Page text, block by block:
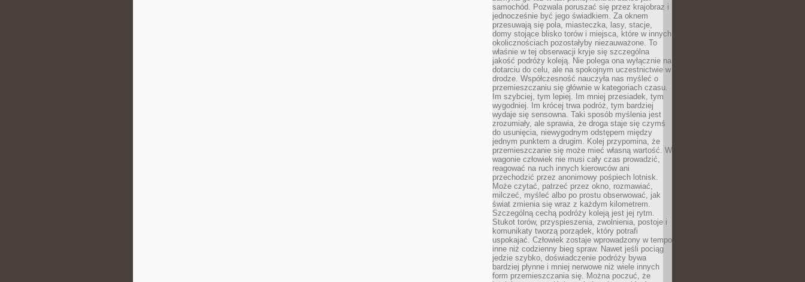
samochód. Pozwala poruszać się przez krajobraz i
jednocześnie być jego świadkiem. Za oknem
przesuwają się pola, miasteczka, lasy, stacje,
domy stojące blisko torów i miejsca, które w innych
okolicznościach pozostałyby niezauważone. To
właśnie w tej obserwacji kryje się szczególna
jakość podróży koleją. Nie polega ona wyłącznie na
dotarciu do celu, ale na spokojnym uczestnictwie w
drodze. Współczesność nauczyła nas myśleć o
przemieszczaniu się głównie w kategoriach czasu.
Im szybciej, tym lepiej. Im mniej przesiadek, tym
wygodniej. Im krócej trwa podróż, tym bardziej
wydaje się sensowna. Taki sposób myślenia jest
zrozumiały, ale sprawia, że droga staje się czymś
do usunięcia, niewygodnym odstępem między
jednym punktem a drugim. Kolej przypomina, że
przemieszczanie się może mieć własną wartość. W
wagonie człowiek nie musi cały czas prowadzić,
reagować na ruch innych kierowców ani
przechodzić przez anonimowy pośpiech lotnisk.
Może czytać, patrzeć przez okno, rozmawiać,
milczeć, myśleć albo po prostu obserwować, jak
świat zmienia się wraz z każdym kilometrem.
Szczególną cechą podróży koleją jest jej rytm.
Stukot torów, przyspieszenia, zwolnienia, postoje i
komunikaty tworzą porządek, który potrafi
uspokajać. Człowiek zostaje wprowadzony w tempo
inne niż codzienny bieg spraw. Nawet jeśli pociąg
jedzie szybko, doświadczenie podróży bywa
bardziej płynne i mniej nerwowe niż wiele innych
form przemieszczania się. Można poczuć, że